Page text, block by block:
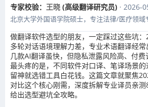
专家校验： 王晓 (高级翻译研究员) · 2026-
北京大学外国语学院硕士，专注法律/医疗领域
做翻译软件选型的朋友，一定踩过这些坑
多轮对话语境理解力差，专业术语翻译经
几款AI翻译虽快，但隐私泄露风险高、付费
最头疼的是，不同软件对口译、笔译场景
留神就选错工具白花钱。这篇文章就聚焦
对比这个核心刚需，深度拆解专业译员亲测
给出选型避坑全攻略。